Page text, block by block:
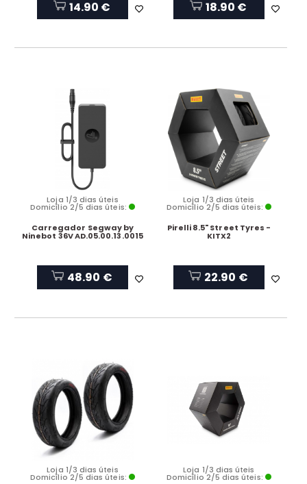
14.90 € 18.90 €
Loja 1/3 dias úteis
Domicílio 2/5 dias úteis:
Carregador Segway by
Ninebot 36V AD.05.00.13.0015
48.90 €
Loja 1/3 dias úteis
Domicílio 2/5 dias úteis:
Pirelli 8.5" Street Tyres -
KITX2
22.90 €
Loja 1/3 dias úteis
Domicílio 2/5 dias úteis:
Loja 1/3 dias úteis
Domicílio 2/5 dias úteis: